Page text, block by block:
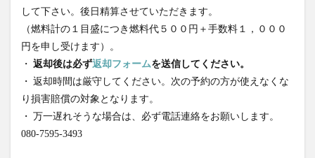
して下さい。後日精算させていただきます。
（燃料計の１目盛につき燃料代５００円＋手数料１，０００
円を申し受けます）。
・ 返却後は必ず返却フォームを送信してください。
・ 返却時間は厳守してください。次の予約の方が使えなくな
り損害賠償の対象となります。
・ 万一遅れそうな場合は、必ず電話連絡をお願いします。
080-7595-3493